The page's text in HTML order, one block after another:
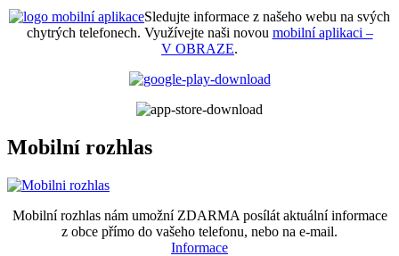
Sledujte informace z našeho webu na svých
chytrých telefonech. Využívejte naši novou mobilní aplikaci –
V OBRAZE.
Mobilní rozhlas
Mobilní rozhlas nám umožní ZDARMA posílát aktuální informace
z obce přímo do vašeho telefonu, nebo na e-mail.
Informace